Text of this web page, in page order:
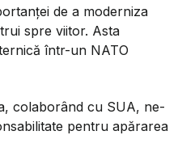
de a moderniza
spre viitor. Asta
într-un NATO
colaborând cu SUA, ne-
pentru apărarea